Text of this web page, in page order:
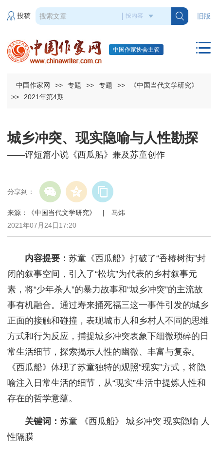
旧版
投稿
中国作家协会主管
中国作家网 >> 专题 >> 专题 >>
《中国当代文学研究》
>>
2021年第4期
城乡冲突、现实隐喻与人性勘探
——评短篇小说《西瓜船》兼及苏童创作
分享到：
来源：《中国当代文学研究》 | 马炜
2021年07月24日17:20
内容提要： 苏童《西瓜船》打破了“香椿树街”封
闭的叙事空间，引入了“松坑”为代表的乡村叙事元
素，将“少年杀人”的暴力故事和“城乡冲突”的主流故
事有机融合。通过寿来捅死福三这一事件引发的城乡
正面的接触和碰撞，表现城市人和乡村人不同的思维
方式和行为反应，捕捉城乡冲突表象下细微琐碎的日
常生活细节，探索揭示人性的幽微、丰富与复杂。
《西瓜船》体现了苏童独特的观照“现实”方式，将隐
喻注入日常生活的细节，从“现实”生活中提炼人性和
存在的哲学意蕴。
关键词： 苏童 《西瓜船》 城乡冲突 现实隐喻 人
性隔膜